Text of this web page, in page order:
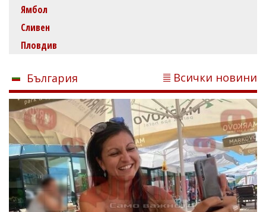
Ямбол
Сливен
Пловдив
България Всички новини